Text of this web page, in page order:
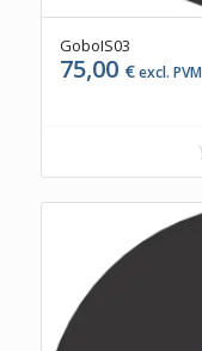
GoboIS03
75,00 €excl. PVM